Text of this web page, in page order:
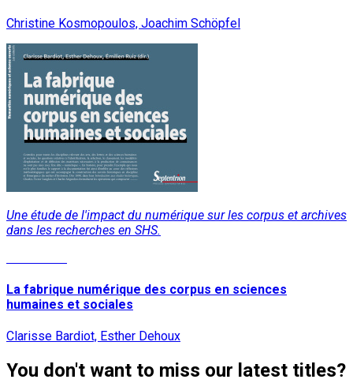
Christine Kosmopoulos, Joachim Schöpfel
Une étude de l'impact du numérique sur les corpus et archives
dans les recherches en SHS.
La fabrique numérique des corpus en sciences
humaines et sociales
Clarisse Bardiot, Esther Dehoux
You don't want to miss our latest titles?